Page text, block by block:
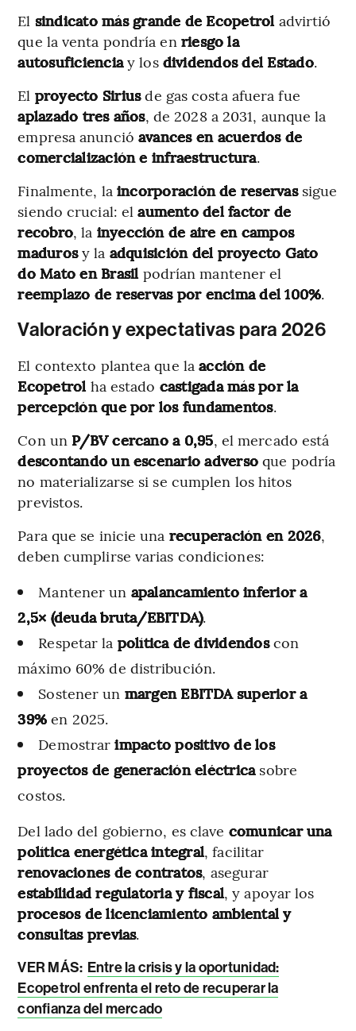
El sindicato más grande de Ecopetroladvirtió
que la venta pondría en riesgo la
autosuficienciay los dividendos del Estado.
El proyecto Siriusde gas costa afuera fue
aplazado tres años, de 2028 a 2031, aunque la
empresa anunció avances en acuerdos de
comercialización e infraestructura.
Finalmente, la incorporación de reservassigue
siendo crucial: elaumento del factor de
recobro, la inyección de aire en campos
madurosy la adquisición del proyecto Gato
do Mato en Brasilpodrían mantener el
reemplazo de reservas por encima del 100%.
Valoración y expectativas para 2026
El contexto plantea que laacción de
Ecopetrolha estado castigada más por la
percepción que por los fundamentos.
Con un P/BV cercano a 0,95, el mercado está
descontando un escenario adverso que podría
no materializarse si se cumplen los hitos
previstos.
Para que se inicie una recuperación en 2026,
deben cumplirse varias condiciones:
Mantener un apalancamiento inferior a
2,5× (deuda bruta/EBITDA).
Respetar la política de dividendoscon
máximo 60% de distribución.
Sostener un margen EBITDA superior a
39% en 2025.
Demostrarimpacto positivo de los
proyectos de generación eléctricasobre
costos.
Del lado del gobierno, es clave comunicar una
política energética integral, facilitar
renovaciones de contratos, asegurar
estabilidad regulatoria y fiscal, y apoyar los
procesos de licenciamiento ambiental y
consultas previas.
VER MÁS: Entre la crisis y la oportunidad:
Ecopetrol enfrenta el reto de recuperar la
confianza del mercado